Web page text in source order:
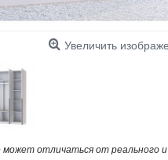
Увеличить
отличаться от реального